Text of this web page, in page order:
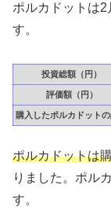
ポルカドットは2
す。
投資総額（円）
評価額（円）
購入したポルカドット
ポルカドットは
りました。ポル
す。